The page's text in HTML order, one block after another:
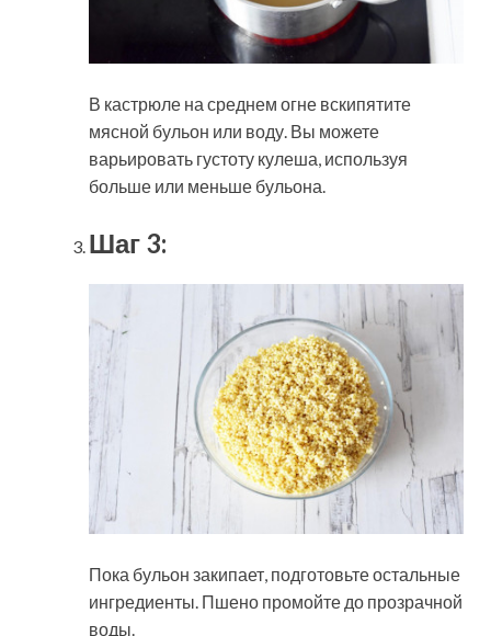
В кастрюле на среднем огне вскипятите
мясной бульон или воду. Вы можете
варьировать густоту кулеша, используя
больше или меньше бульона.
Шаг 3:
Пока бульон закипает, подготовьте остальные
ингредиенты. Пшено промойте до прозрачной
воды.